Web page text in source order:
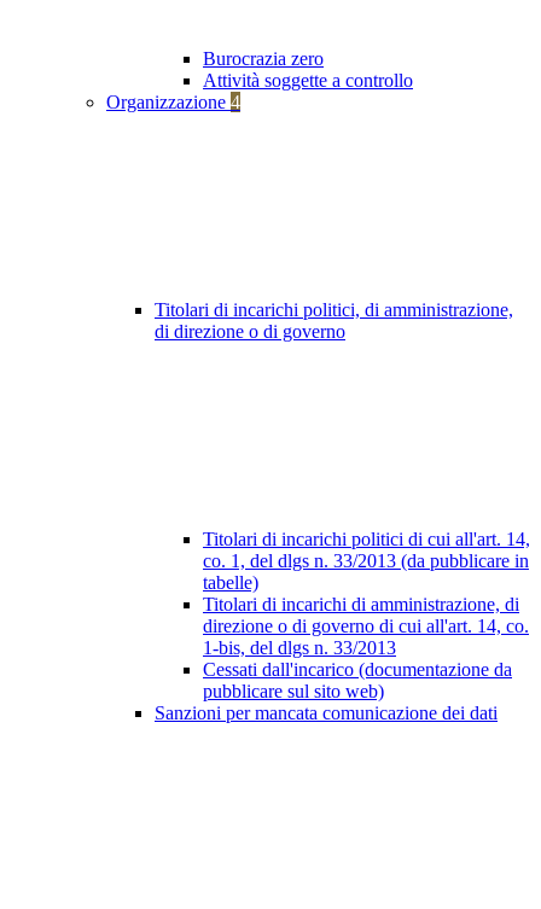
Burocrazia zero
Attività soggette a controllo
Organizzazione 4
Titolari di incarichi politici, di amministrazione,
di direzione o di governo
Titolari di incarichi politici di cui all'art. 14,
co. 1, del dlgs n. 33/2013 (da pubblicare in
tabelle)
Titolari di incarichi di amministrazione, di
direzione o di governo di cui all'art. 14, co.
1-bis, del dlgs n. 33/2013
Cessati dall'incarico (documentazione da
pubblicare sul sito web)
Sanzioni per mancata comunicazione dei dati